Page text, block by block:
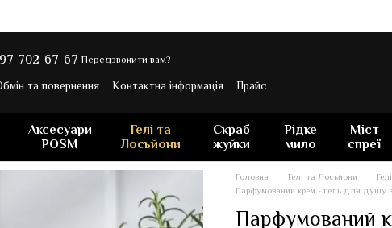
702-67-67 Передзвонити вам?
та повернення Контактна інформація Прайс
Аксесуари
POSM
Гелі та
Лосьйони
Скраб
жуйки
Рідке
мило
Міст
спреї
Головна Гелі та Лосьйони
Парфумований крем - гель для душу
Парфумований